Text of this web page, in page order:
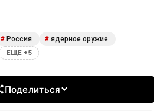
# Россия # ядерное оружие
ЕЩЕ +5
Поделиться